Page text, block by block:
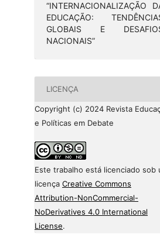
“INTERNACIONALIZAÇÃO
EDUCAÇÃO:
GLOBAIS E
NACIONAIS”
LICENÇA
Copyright (c) 2024 Revista
e Políticas em Debate
Este trabalho está licenciado sob
licença Creative Commons
Attribution-NonCommercial-
NoDerivatives 4.0 International
License.